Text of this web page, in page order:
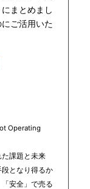
まとめまし
ご活用いた
Operating
課題と未来
となり得るか
安全」で売る